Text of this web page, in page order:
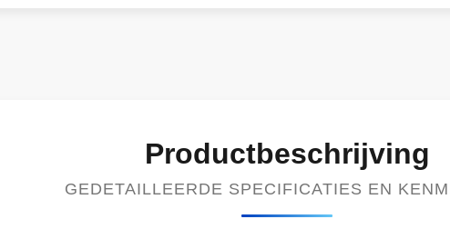
Productbeschrijving
GEDETAILLEERDE SPECIFICATIES EN